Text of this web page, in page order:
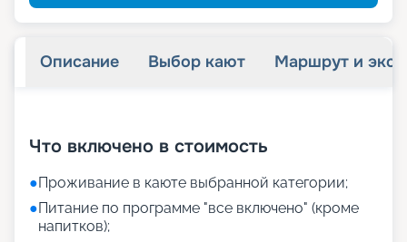
Описание Выбор кают Маршрут и
Что включено в стоимость
●Проживание в каюте выбранной категории;
●Питание по программе "все включено" (кроме
напитков);